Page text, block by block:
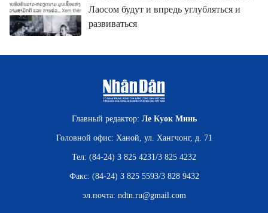
Лаосом будут и впредь углубляться и
развиваться
Главный редактор: Ле Куок Минь
Головной офис: Ханой, ул. Хангчонг, д. 71
Тел: (84-24) 3 825 4231/3 825 4232
Факс: (84-24) 3 825 5593/3 828 9432
эл.почта: ndtn.ru@gmail.com